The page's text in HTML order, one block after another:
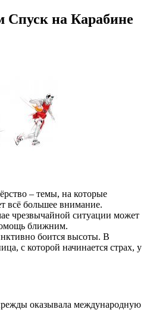
на Карабине
– темы, на которые
всё большее внимание.
чрезвычайной ситуации может
ближним.
боится высоты. В
с которой начинается страх, у
оказывала международную